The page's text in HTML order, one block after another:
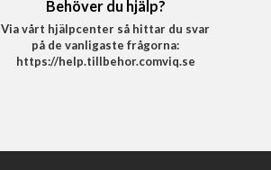
Behöver du hjälp?
Via vårt hjälpcenter så hittar du svar
på de vanligaste frågorna:
https://help.tillbehor.comviq.se